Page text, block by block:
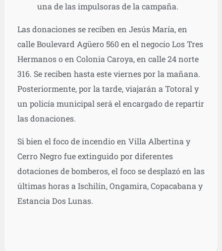
una de las impulsoras de la campaña.
Las donaciones se reciben en Jesús María, en
calle Boulevard Agüero 560 en el negocio Los Tres
Hermanos o en Colonia Caroya, en calle 24 norte
316. Se reciben hasta este viernes por la mañana.
Posteriormente, por la tarde, viajarán a Totoral y
un policía municipal será el encargado de repartir
las donaciones.
Si bien el foco de incendio en Villa Albertina y
Cerro Negro fue extinguido por diferentes
dotaciones de bomberos, el foco se desplazó en las
últimas horas a Ischilín, Ongamira, Copacabana y
Estancia Dos Lunas.